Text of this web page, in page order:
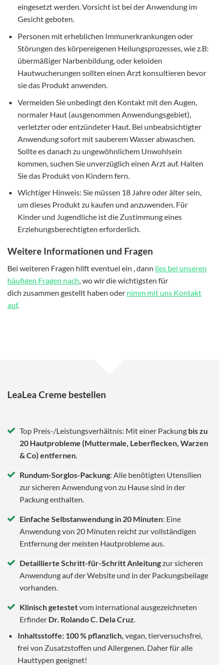
eingesetzt werden. Vorsicht ist bei der Anwendung im
Gesicht geboten.
Personen mit erheblichen Immunerkrankungen oder
Störungen des körpereigenen Heilungsprozesses, wie z.B:
übermäßiger Narbenbildung, oder keloiden
Hautwucherungen sollten einen Arzt konsultieren bevor
sie das Produkt anwenden.
Vermeiden Sie unbedingt den Kontakt mit den Augen,
normaler Haut (ausgenommen Anwendungsgebiet),
verletzter oder entzündeter Haut. Bei unbeabsichtigter
Anwendung sofort mit sauberem Wasser abwaschen.
Sollte es danach zu ungewöhnlichem Unwohlsein
kommen, suchen Sie unverzüglich einen Arzt auf. Halten
Sie das Produkt von Kindern fern.
Wichtiger Hinweis: Sie müssen 18 Jahre oder älter sein,
um dieses Produkt zu kaufen und anzuwenden. Für
Kinder und Jugendliche ist die Zustimmung eines
Erziehungsberechtigten erforderlich.
Weitere Informationen und Fragen
Bei weiteren Fragen hilft eventuel ein , dann lies bei unseren
häufigen Fragen nach , wo wir die wichtigsten für
dich zusammen gestellt haben oder nimm mit uns Kontakt
auf.
LeaLea Creme bestellen
Top Preis-/Leistungsverhältnis: Mit einer Packung bis zu
20 Hautprobleme (Muttermale, Leberflecken, Warzen
& Co) entfernen.
Rundum-Sorglos-Packung: Alle benötigten Utensilien
zur sicheren Anwendung von zu Hause sind in der
Packung enthalten.
Einfache Selbstanwendung in 20 Minuten: Eine
Anwendung von 20 Minuten reicht zur vollständigen
Entfernung der meisten Hautprobleme aus.
Detaillierte Schritt-für-Schritt Anleitungzur sicheren
Anwendung auf der Website und in der Packungsbeilage
vorhanden.
Klinisch getestetvom international ausgezeichneten
Erfinder Dr. Rolando C. Dela Cruz.
Inhaltsstoffe: 100 % pflanzlich, vegan, tierversuchsfrei,
frei von Zusatzstoffen und Allergenen. Daher für alle
Hauttypen geeignet!